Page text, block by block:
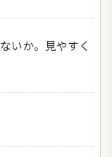
いか。見やすく